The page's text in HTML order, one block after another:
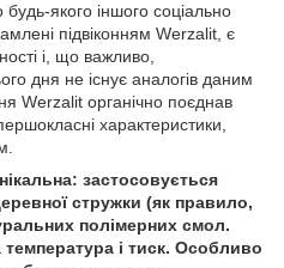
будь-якого іншого соціально
підвіконням Werzalit, є
і, що важливо,
дня не існує аналогів даним
Werzalit органічно поєднав
характеристики,
застосовується
стружки (як правило,
полімерних смол.
і тиск. Особливо